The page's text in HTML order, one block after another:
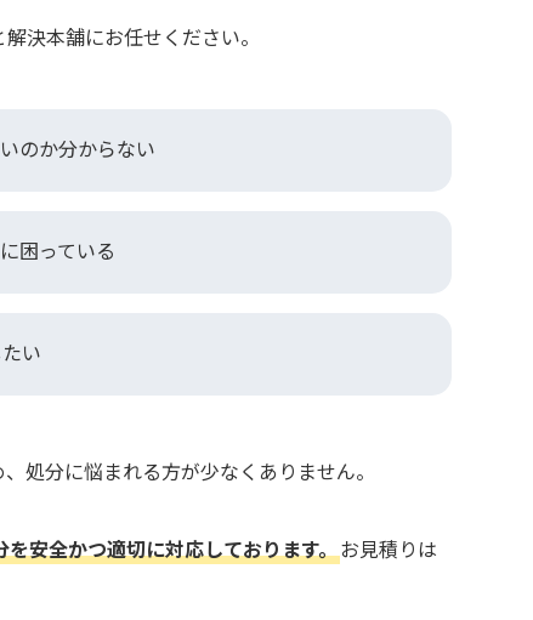
決本舗にお任せください。
のか分からない
困っている
い
処分に悩まれる方が少なくありません。
安全かつ適切に対応しております。お見積りは